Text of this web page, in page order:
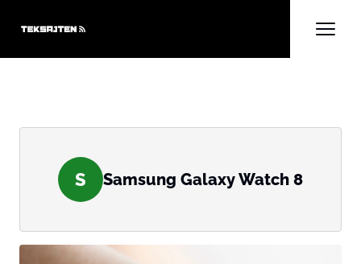
S Samsung Galaxy Watch 8